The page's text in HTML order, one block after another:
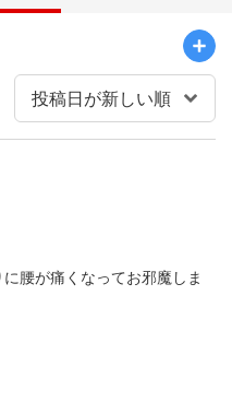
腰が痛くなってお邪魔しま